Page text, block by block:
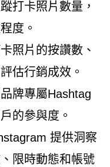
打卡照片數量，
度。
照片的按讚數、
估行銷成效。
牌專屬Hashtag
的參與度。
提供洞察
限時動態和帳號